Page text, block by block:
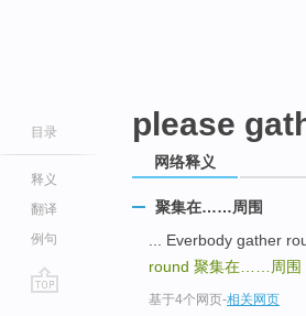
目录
释义
翻译
例句
please
网络释义
聚集在……周围
... Everbody gather
round 聚集在……周围
基于4个网页-相关网页